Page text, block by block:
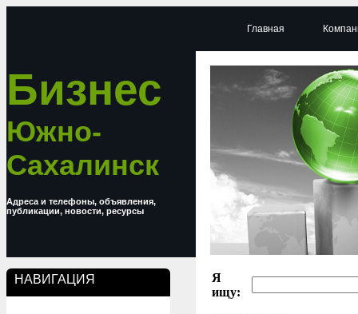
Бизнес
Южно-
Сахалинск
Адреса и телефоны, объявления,
публикации, новости, ресурсы
НАВИГАЦИЯ
Главная
Я
ищу: